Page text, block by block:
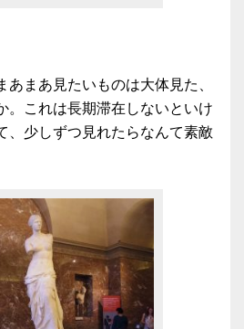
あまあ見たいものは大体見た、
。これは長期滞在しないといけ
、少しずつ見れたらなんて素敵